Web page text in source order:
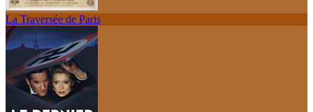
La Traversée de Paris